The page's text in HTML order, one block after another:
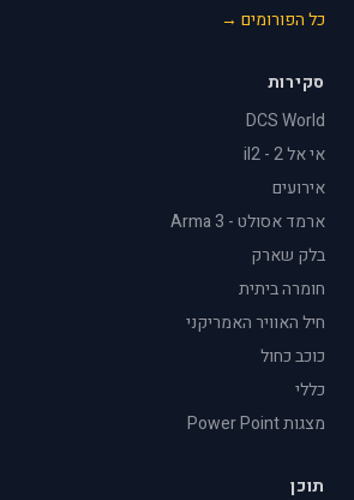
כל הפורומים →
סקירות
DCS World
אי אל 2 - il2
אירועים
ארמד אסולט - Arma 3
בלק שארק
חומרה ביתית
חיל האוויר האמריקני
כוכב כחול
כללי
מצגות Power Point
תוכן